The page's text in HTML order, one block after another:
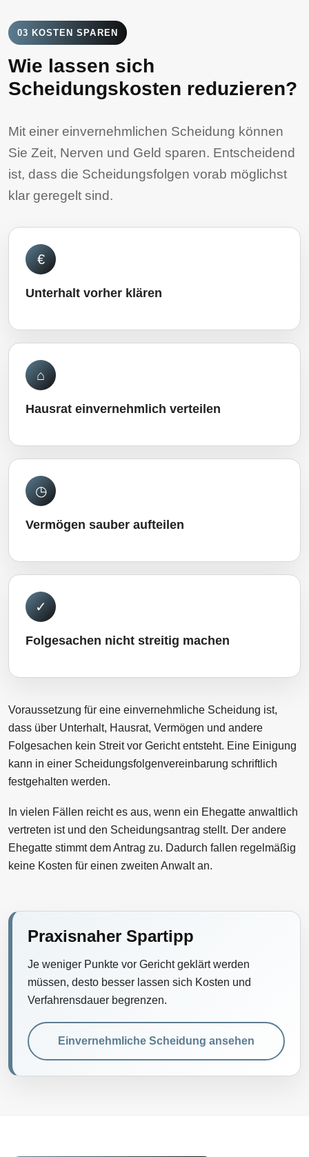
03 KOSTEN SPAREN
Wie lassen sich
Scheidungskosten reduzieren?
Mit einer einvernehmlichen Scheidung können
Sie Zeit, Nerven und Geld sparen. Entscheidend
ist, dass die Scheidungsfolgen vorab möglichst
klar geregelt sind.
€
Unterhalt vorher klären
⌂
Hausrat einvernehmlich verteilen
◷
Vermögen sauber aufteilen
✓
Folgesachen nicht streitig machen
Voraussetzung für eine einvernehmliche Scheidung ist,
dass über Unterhalt, Hausrat, Vermögen und andere
Folgesachen kein Streit vor Gericht entsteht. Eine Einigung
kann in einer Scheidungsfolgenvereinbarung schriftlich
festgehalten werden.
In vielen Fällen reicht es aus, wenn ein Ehegatte anwaltlich
vertreten ist und den Scheidungsantrag stellt. Der andere
Ehegatte stimmt dem Antrag zu. Dadurch fallen regelmäßig
keine Kosten für einen zweiten Anwalt an.
Praxisnaher Spartipp
Je weniger Punkte vor Gericht geklärt werden
müssen, desto besser lassen sich Kosten und
Verfahrensdauer begrenzen.
Einvernehmliche Scheidung ansehen